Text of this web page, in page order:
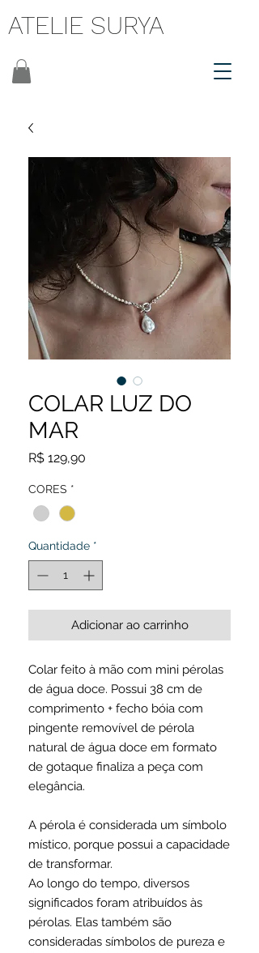
ATELIE SURYA
COLAR LUZ DO
MAR
R$ 129,90
CORES *
Quantidade *
Adicionar ao carrinho
Colar feito à mão com mini pérolas
de água doce. Possui 38 cm de
comprimento + fecho bóia com
pingente removível de pérola
natural de água doce em formato
de gotaque finaliza a peça com
elegância.
A pérola é considerada um símbolo
místico, porque possui a capacidade
de transformar.
Ao longo do tempo, diversos
significados foram atribuídos às
pérolas. Elas também são
consideradas símbolos de pureza e